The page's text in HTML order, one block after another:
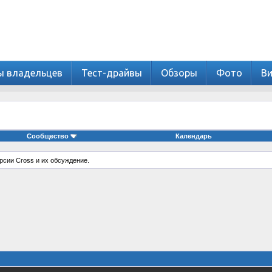
владельцев Тест-драйвы Обзоры Фото
Сообщество Календарь
Cross и их обсуждение.